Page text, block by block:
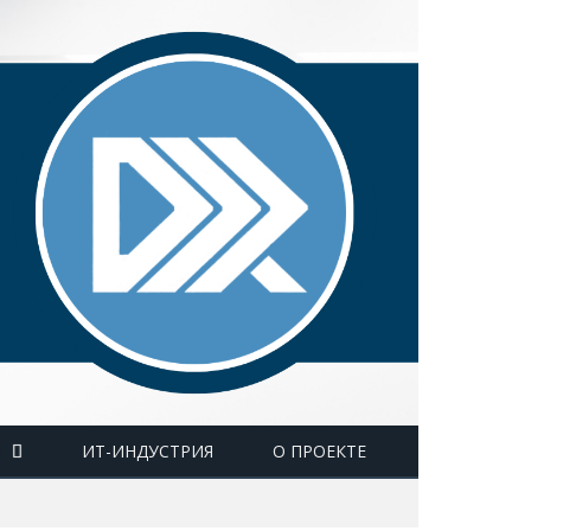
ИТ-ИНДУСТРИЯ О ПРОЕКТЕ